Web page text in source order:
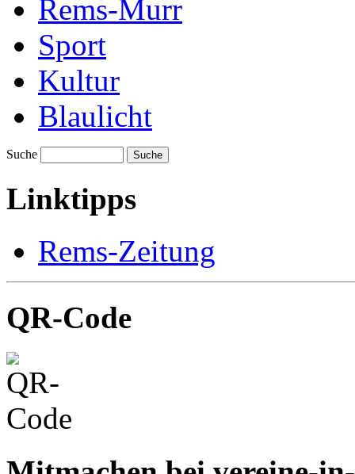
Rems-Murr
Sport
Kultur
Blaulicht
Suche Suche
Linktipps
Rems-Zeitung
QR-Code